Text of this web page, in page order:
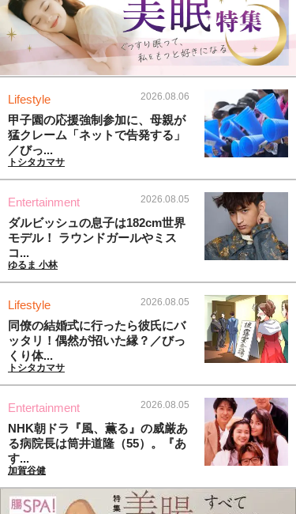
Lifestyle 2026.08.06
甲子園の応援強制参加に、母親が
猛クレーム「ネットで告発する」
／びっ...
トシタカマサ
Entertainment 2026.08.05
ダルビッシュの息子は182cm世界
モデル！ ラウンドガールやミス
コ...
ゆるま 小林
Lifestyle 2026.08.05
同僚の結婚式に行ったら彼氏にバ
ッタリ！偶然が招いた縁？／びっ
くり体...
トシタカマサ
Entertainment 2026.08.05
NHK朝ドラ『風、薫る』の威厳あ
る病院長は筒井道隆（55）。『あ
す...
加賀谷健